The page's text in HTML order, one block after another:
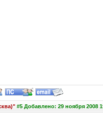
#5 Добавлено: 29 ноября 2008